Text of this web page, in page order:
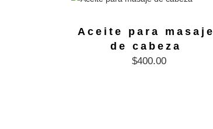
Aceite para masaje
de cabeza
$400.00